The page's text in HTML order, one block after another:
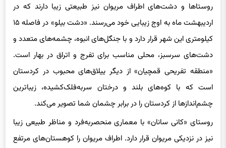
روستاها و دشت‌های اطراف مریوان نیز طبیعتی زیبا دارند که در
اردیبهشت ماه به اوج زیبایی خود می‌رسند. «دشت بیلو» در فاصله ۱۵
کیلومتری این شهر قرار دارد و با جنگل‌های انبوه، چشمه‌های متعدد و
دشت‌های سرسبز، محلی مناسب برای تفرج و اتراق در بهار است.
«منطقه تفریحی قمچیان» از دیگر ییلاق‌های محبوب در کردستان
است که با کوه‌های بلند و درختان سربه‌فلک‌کشیده، زیباترین
چشم‌اندازها از کردستان را در برابر چشمان شما تصویر می‌کند.
روستای «کانی سانان» با معماری منحصربه‌فرد و مناظر طبیعی زیبا
نیز در نزدیکی مریوان قرار دارد. اطراف مریوان را کوهستان‌های مرتفع